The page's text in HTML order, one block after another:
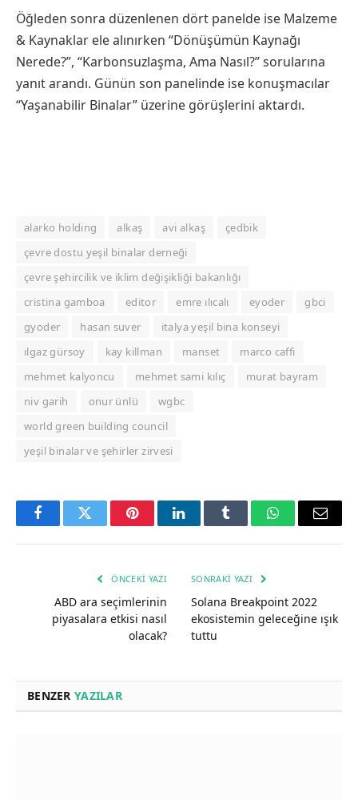
Öğleden sonra düzenlenen dört panelde ise Malzeme
& Kaynaklar ele alınırken “Dönüşümün Kaynağı
Nerede?”, “Karbonsuzlaşma, Ama Nasıl?” sorularına
yanıt arandı. Günün son panelinde ise konuşmacılar
“Yaşanabilir Binalar” üzerine görüşlerini aktardı.
alarko holding alkaş avi alkaş
çedbik
çevre dostu yeşil binalar derneği
çevre şehircilik ve iklim değişikliği bakanlığı
cristina gamboa
editor emre ılıcalı eyoder
gbci
gyoder
hasan suver
italya yeşil bina konseyi
ılgaz gürsoy
kay killman manset
marco caffi
mehmet kalyoncu
mehmet sami kılıç
murat bayram
niv garih
onur ünlü
wgbc
world green building council
yeşil binalar ve şehirler zirvesi
FacebookTwitter PinterestLinkedInTumblr WhatsAppEmail
ÖNCEKI YAZI
ABD ara seçimlerinin
piyasalara etkisi nasıl
olacak?
SONRAKI YAZI
Solana Breakpoint 2022
ekosistemin geleceğine ışık
tuttu
BENZER YAZILAR